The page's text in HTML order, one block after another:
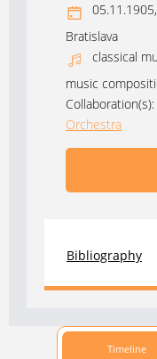
05.11.1905,
Bratislava
classical
music
Collaboration(s):
Orchestra
Bibliography
Timeline